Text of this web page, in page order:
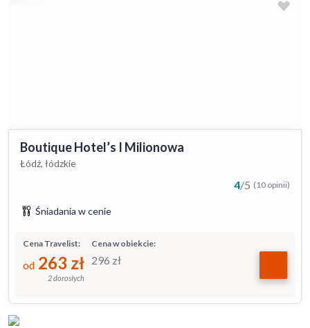
Boutique Hotel’s I Milionowa
Łódź, łódzkie
4/5 (10 opinii)
Śniadania w cenie
Cena w obiekcie:
296 zł
Cena Travelist:
od 263 zł
2 dorosłych